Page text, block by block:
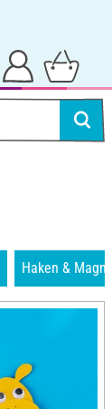
Haken &